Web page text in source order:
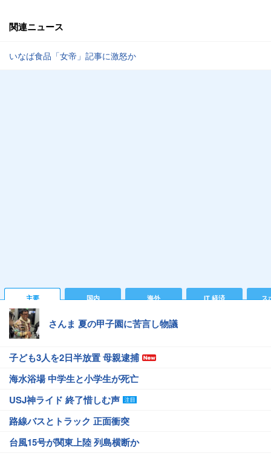
関連ニュース
いなば食品「女帝」記事に激怒か
主要 国内 海外 IT 経済 ス
さんま 夏の甲子園に苦言し物議
子ども3人を2日半放置 母親逮捕
海水浴場 中学生と小学生が死亡
USJ神ライド 終了惜しむ声
路線バスとトラック 正面衝突
台風15号が関東上陸 列島横断か